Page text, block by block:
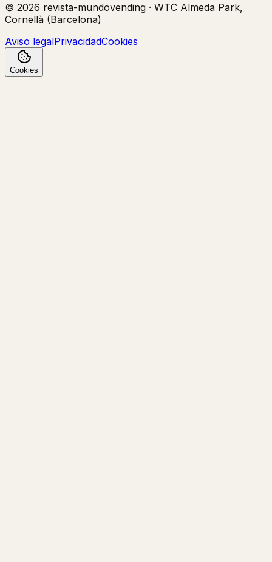
© 2026 revista-mundovending · WTC Almeda Park,
Cornellà (Barcelona)
Aviso legalPrivacidadCookies
Cookies